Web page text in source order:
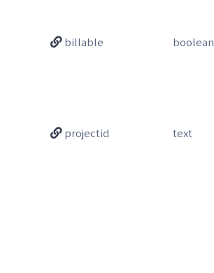
billable
boolean
projectid
text